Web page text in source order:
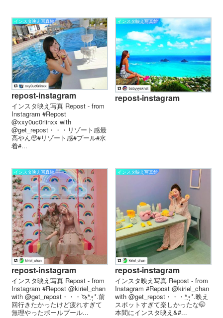
インスタ映え写真館
repost-instagram
インスタ映え写真 Repost - from
Instagram #Repost
@xxy0uc0riinxx with
@get_repost・・・リゾート感最
高やん🥺️#リゾート感#プール#水
着#...
インスタ映え写真館
repost-instagram
インスタ映え写真館
repost-instagram
インスタ映え写真 Repost - from
Instagram #Repost @kiriel_chan
with @get_repost・・・🦄*̣̩⋆̩*.前
回行きたかったけど疲れすぎて
無理やったボールプール...
インスタ映え写真館
repost-instagram
インスタ映え写真 Repost - from
Instagram #Repost @kiriel_chan
with @get_repost・・・*̣̩⋆̩*.映え
スポットすぎて楽しかったな🤭
本間にインスタ映え&#...